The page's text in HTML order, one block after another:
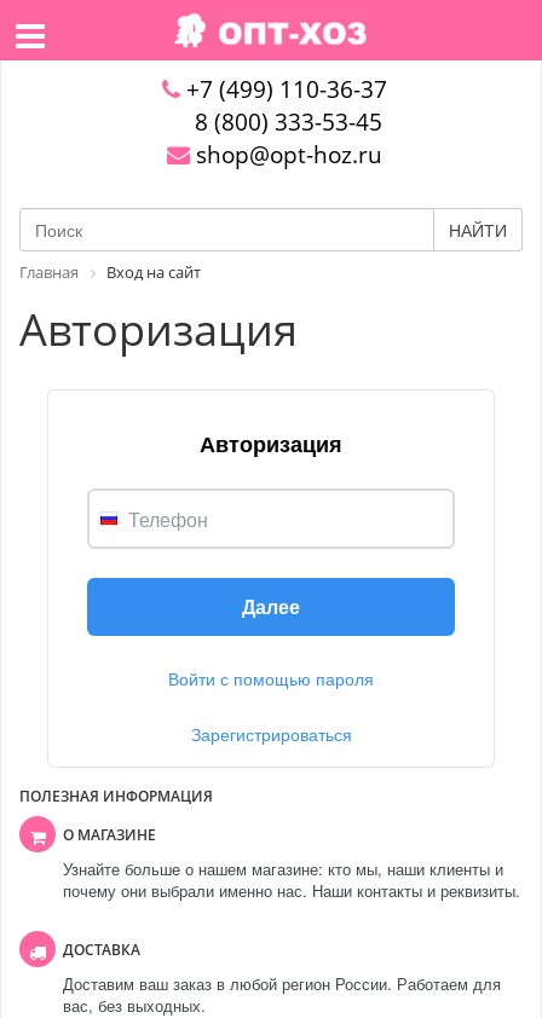
+7 (499) 110-36-37
8 (800) 333-53-45
shop@opt-hoz.ru
НАЙТИ
Главная Вход на сайт
Авторизация
Авторизация
Телефон
Далее
Войти с помощью пароля
Зарегистрироваться
ПОЛЕЗНАЯ ИНФОРМАЦИЯ
О МАГАЗИНЕ
Узнайте больше о нашем магазине: кто мы, наши клиенты и
почему они выбрали именно нас. Наши контакты и реквизиты.
ДОСТАВКА
Доставим ваш заказ в любой регион России. Работаем для
вас, без выходных.